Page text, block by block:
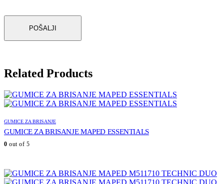
Related Products
GUMICE ZA BRISANJE
GUMICE ZA BRISANJE MAPED ESSENTIALS
0 out of 5